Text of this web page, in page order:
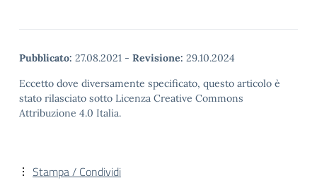
Pubblicato: 27.08.2021 - Revisione: 29.10.2024
Eccetto dove diversamente specificato, questo articolo è
stato rilasciato sotto Licenza Creative Commons
Attribuzione 4.0 Italia.
Stampa / Condividi